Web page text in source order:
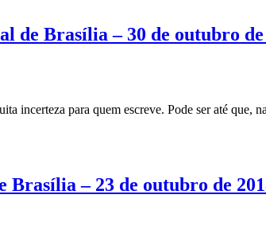
Brasília – 30 de outubro de
para quem escreve. Pode ser até que,
– 23 de outubro de